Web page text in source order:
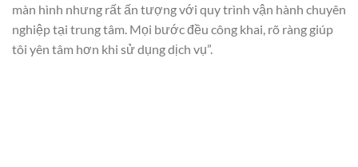
màn hình nhưng rất ấn tượng với quy trình vận hành chuyên
nghiệp tại trung tâm. Mọi bước đều công khai, rõ ràng giúp
tôi yên tâm hơn khi sử dụng dịch vụ”.